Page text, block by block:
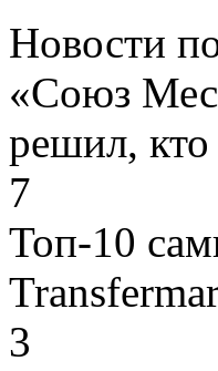
Новости
«Союз
решил, кто
7
Топ-10
3